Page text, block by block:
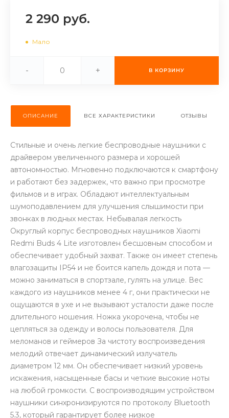
раз в 2 недели
8 800 302-02-51
2 290 руб.
Мало
- + В КОРЗИНУ
ОПИСАНИЕ ВСЕ ХАРАКТЕРИСТИКИ ОТЗЫВЫ
Стильные и очень легкие беспроводные наушники с
драйвером увеличенного размера и хорошей
автономностью. Мгновенно подключаются к смартфону
и работают без задержек, что важно при просмотре
фильмов и в играх. Обладают интеллектуальным
шумоподавлением для улучшения слышимости при
звонках в людных местах. Небывалая легкость
Округлый корпус беспроводных наушников Xiaomi
Redmi Buds 4 Lite изготовлен бесшовным способом и
обеспечивает удобный захват. Также он имеет степень
влагозащиты IP54 и не боится капель дождя и пота —
можно заниматься в спортзале, гулять на улице. Вес
каждого из наушников менее 4 г, они практически не
ощущаются в ухе и не вызывают усталости даже после
длительного ношения. Ножка укорочена, чтобы не
цепляться за одежду и волосы пользователя. Для
меломанов и геймеров За чистоту воспроизведения
мелодий отвечает динамический излучатель
диаметром 12 мм. Он обеспечивает низкий уровень
искажения, насыщенные басы и четкие высокие ноты
на любой громкости. С воспроизводящим устройством
наушники синхронизируются по протоколу Bluetooth
5.3, который гарантирует более низкое